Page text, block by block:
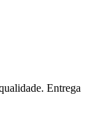
Entrega